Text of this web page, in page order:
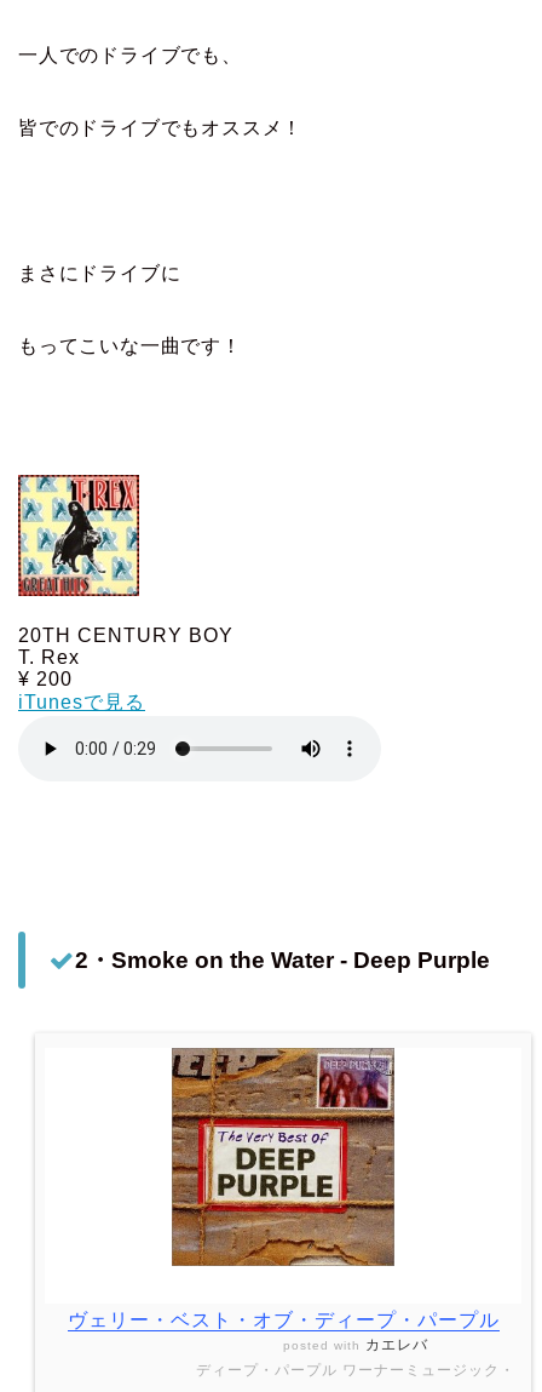
一人でのドライブでも、
皆でのドライブでもオススメ！
まさにドライブに
もってこいな一曲です！
20TH CENTURY BOY
T. Rex
¥ 200
iTunesで見る
2・Smoke on the Water - Deep Purple
ヴェリー・ベスト・オブ・ディープ・パープル
posted with カエレバ
ディープ・パープル ワーナーミュージック・